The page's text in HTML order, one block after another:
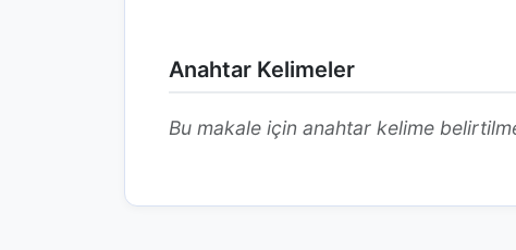
Anahtar Kelimeler
Bu makale için anahtar kelime